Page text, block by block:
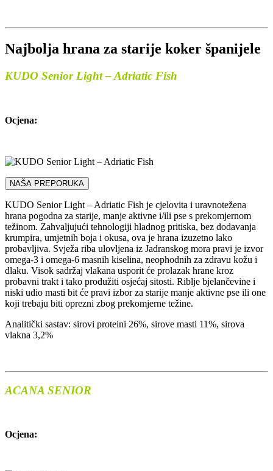
Najbolja hrana za starije koker španijele
KUDO Senior Light – Adriatic Fish
Ocjena:
NAŠA PREPORUKA
KUDO Senior Light – Adriatic Fish je cjelovita i uravnotežena
hrana pogodna za starije, manje aktivne i/ili pse s prekomjernom
težinom. Zahvaljujući tehnologiji hladnog pritiska, bez dodavanja
krumpira, umjetnih boja i okusa, ova je hrana izuzetno lako
probavljiva. Svježa riba ulovljena iz Jadranskog mora pravi je izvor
omega-3 i omega-6 masnih kiselina, neophodnih za zdravu kožu i
dlaku. Visok sadržaj vlakana usporit će prolazak hrane kroz
probavni trakt i tako produžiti osjećaj sitosti. Riblje bjelančevine i
niski udio masti bit će pravi izbor za starije manje aktivne pse ili one
koji trebaju biti oprezni zbog prekomjerne težine.
Analitički sastav: sirovi proteini 26%, sirove masti 11%, sirova
vlakna 3,2%
ACANA SENIOR
Ocjena: